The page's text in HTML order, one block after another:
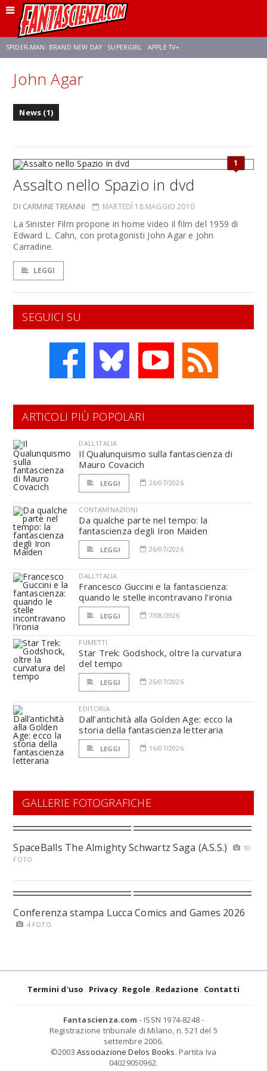
SPIDER-MAN: BRAND NEW DAY SUPERGIRL APPLE TV+
FRANCO RICCIARDIELLO
John Agar
News (1)
1
Assalto nello Spazio in dvd
DI CARMINE TREANNI MARTEDÌ 18 MAGGIO 2010
La Sinister Film propone in home video il film del 1959 di
Edward L. Cahn, con protagonisti John Agar e John
Carradine.
LEGGI
SEGUICI SU
ARTICOLI PIÙ POPOLARI
DALL'ITALIA
Il Qualunquismo sulla fantascienza di
Mauro Covacich
LEGGI 26/07/2026
CONTAMINAZIONI
Da qualche parte nel tempo: la
fantascienza degli Iron Maiden
LEGGI 26/07/2026
DALL'ITALIA
Francesco Guccini e la fantascienza:
quando le stelle incontravano l’ironia
LEGGI 7/08/2026
FUMETTI
Star Trek: Godshock, oltre la curvatura
del tempo
LEGGI 26/07/2026
EDITORIA
Dall’antichità alla Golden Age: ecco la
storia della fantascienza letteraria
LEGGI 16/07/2026
GALLERIE FOTOGRAFICHE
SpaceBalls The Almighty Schwartz Saga (A.S.S.)
10
FOTO
Conferenza stampa Lucca Comics and Games 2026
4 FOTO
Termini d'uso Privacy Regole Redazione Contatti
Fantascienza.com - ISSN 1974-8248 -
Registrazione tribunale di Milano, n. 521 del 5
settembre 2006.
©2003 Associazione Delos Books. Partita Iva
04029050962.